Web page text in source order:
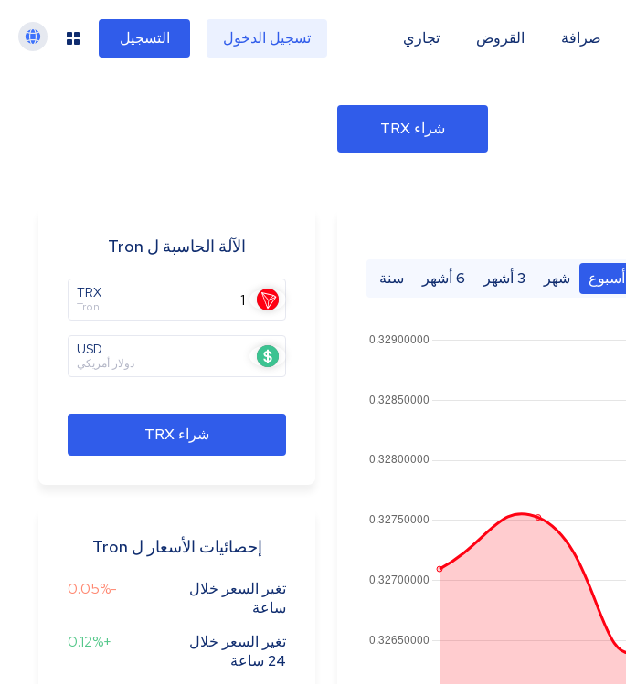
صرافة القروض تجاري تسجيل الدخول التسجيل
شراء TRX
أسبوع شهر 3 أشهر 6 أشهر سنة
الآلة الحاسبة ل Tron
TRX
Tron
USD
دولار أمريكي
شراء TRX
إحصائيات الأسعار ل Tron
تغير السعر خلال
ساعة
-0.05%
تغير السعر خلال
24 ساعة
+0.12%